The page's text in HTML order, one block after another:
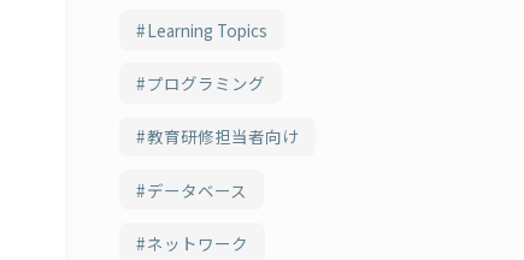
Learning Topics
プログラミング
教育研修担当者向け
データベース
ネットワーク